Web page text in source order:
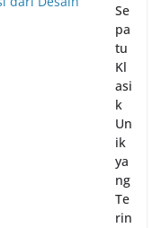
Se
pa
tu
Kl
asi
k
Un
ik
ya
ng
Te
rin